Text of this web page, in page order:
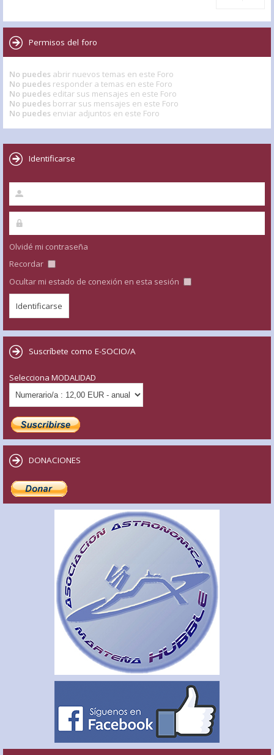
Permisos del foro
No puedes abrir nuevos temas en este Foro
No puedes responder a temas en este Foro
No puedes editar sus mensajes en este Foro
No puedes borrar sus mensajes en este Foro
No puedes enviar adjuntos en este Foro
Identificarse
Olvidé mi contraseña
Recordar
Ocultar mi estado de conexión en esta sesión
Suscríbete como E-SOCIO/A
Selecciona MODALIDAD
DONACIONES